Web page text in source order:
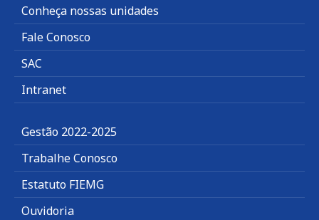
Conheça nossas unidades
Fale Conosco
SAC
Intranet
Gestão 2022-2025
Trabalhe Conosco
Estatuto FIEMG
Ouvidoria